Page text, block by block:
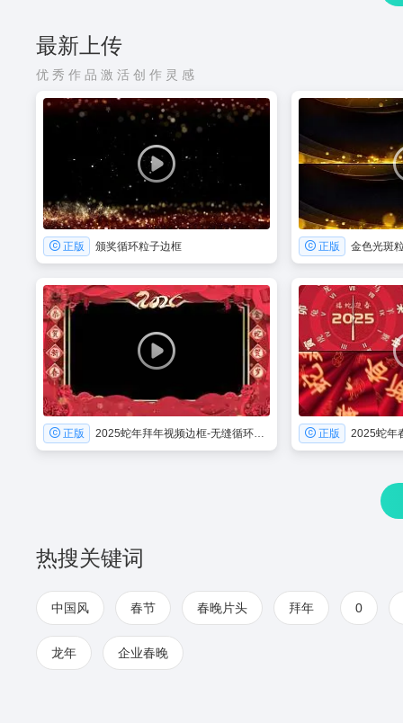
最新上传
优秀作品激活创作灵感
正版 颁奖循环粒子边框 正版 金色光斑
正版 2025蛇年拜年视频边框-无缝循环带透明通道 正版
热搜关键词
中国风 春节 春晚片头 拜年 0
龙年 企业春晚